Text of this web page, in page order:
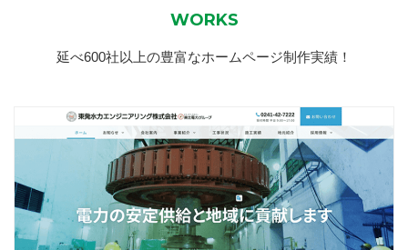
WORKS
延べ600社以上の豊富なホームページ制作実績！